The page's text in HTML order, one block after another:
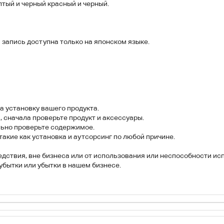
и черный красный и черный.
доступна только на японском языке.
вашего продукта.
проверьте продукт и аксессуары.
проверьте содержимое.
как установка и аутсорсинг по любой причине.
вне бизнеса или от использования или неспособности
или убытки в нашем бизнесе.